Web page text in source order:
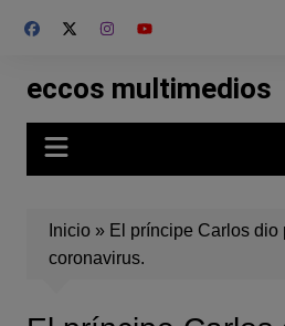
eccos multimedios
Inicio» El príncipe Carlos dio
coronavirus.